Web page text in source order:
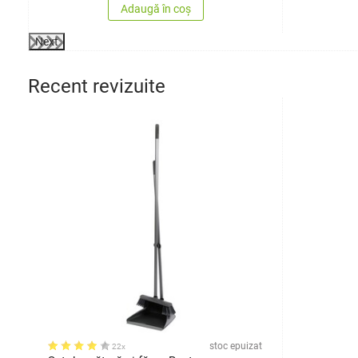
Adaugă în coș
Next
Recent revizuite
22x stoc epuizat